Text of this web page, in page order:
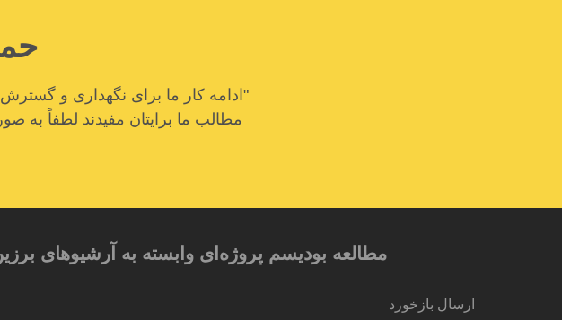
"ادامه کار ما برای نگهداری و
مطالب ما برایتان مفیدند لطفاً به
مطالعه بودیسم پروژه‌ای وابسته به آرشیوهای
ارسال بازخورد